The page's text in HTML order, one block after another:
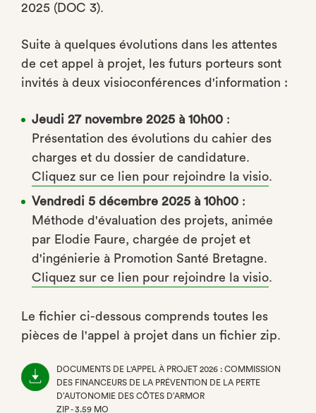
2025 (DOC 3).
Suite à quelques évolutions dans les attentes
de cet appel à projet, les futurs porteurs sont
invités à deux visioconférences d'information :
Jeudi 27 novembre 2025 à 10h00 :
Présentation des évolutions du cahier des
charges et du dossier de candidature.
Cliquez sur ce lien pour rejoindre la visio.
Vendredi 5 décembre 2025 à 10h00 :
Méthode d'évaluation des projets, animée
par Elodie Faure, chargée de projet et
d'ingénierie à Promotion Santé Bretagne.
Cliquez sur ce lien pour rejoindre la visio.
Le fichier ci-dessous comprends toutes les
pièces de l'appel à projet dans un fichier zip.
DOCUMENTS DE L'APPEL À PROJET 2026 : COMMISSION
DES FINANCEURS DE LA PRÉVENTION DE LA PERTE
D’AUTONOMIE DES CÔTES D’ARMOR
ZIP - 3.59 MO